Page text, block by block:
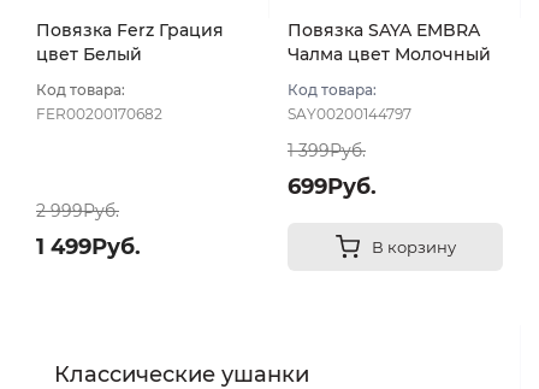
Повязка Ferz Грация
цвет Белый
Код товара:
FER00200170682
2 999Руб.
1 499Руб.
Повязка SAYA EMBRA
Чалма цвет Молочный
Код товара:
SAY00200144797
1 399Руб.
699Руб.
В корзину
Классические ушанки